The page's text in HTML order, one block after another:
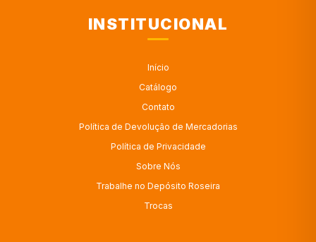
INSTITUCIONAL
Início
Catálogo
Contato
Política de Devolução de Mercadorias
Política de Privacidade
Sobre Nós
Trabalhe no Depósito Roseira
Trocas